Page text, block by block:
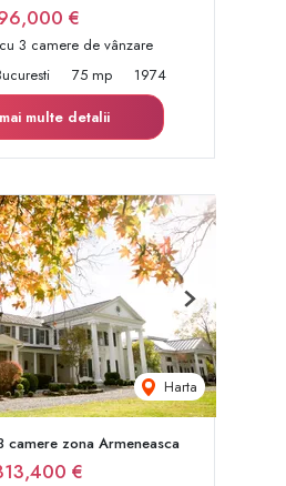
€
3 camere de vânzare
75 mp
1974
multe detalii
Harta
Next
camere zona Armeneasca
€